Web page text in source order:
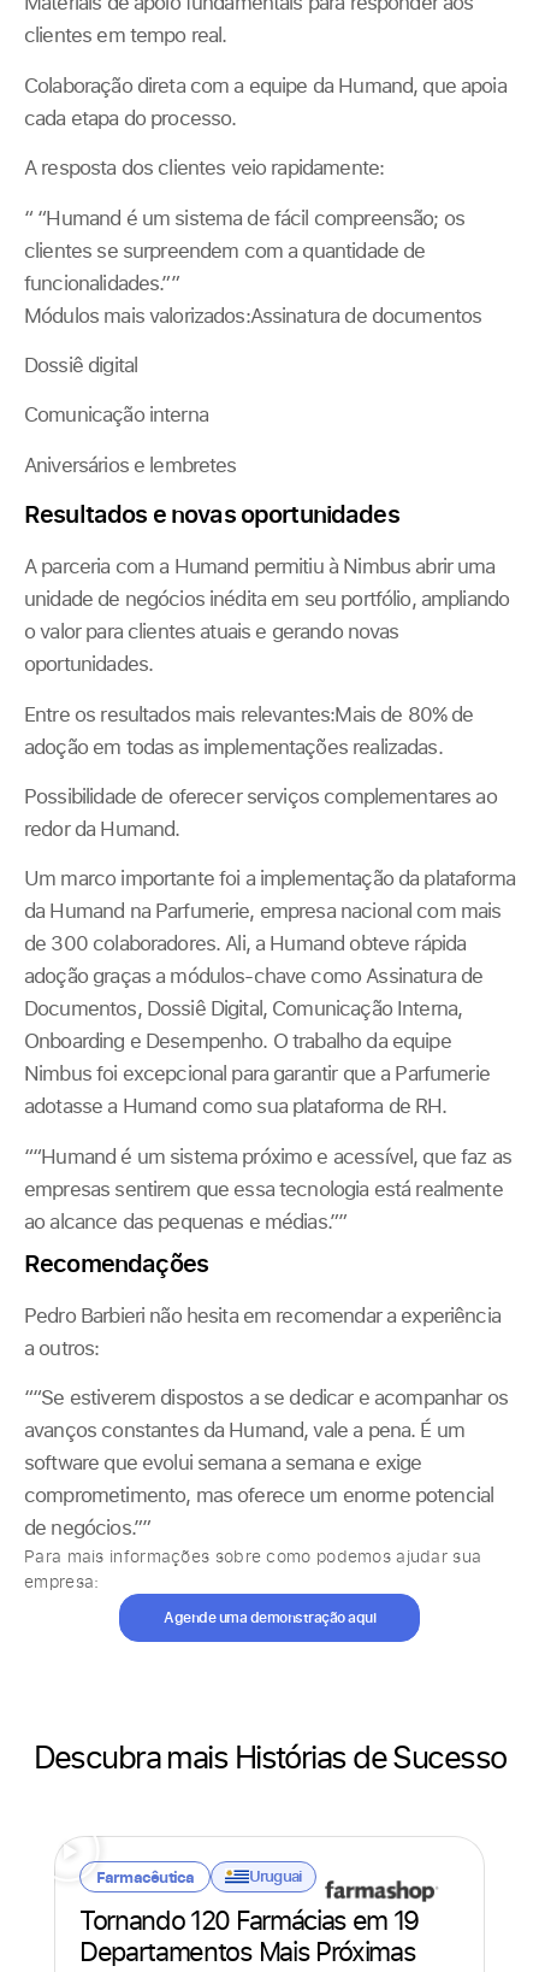
clientes em tempo real.
Colaboração direta com a equipe da Humand, que apoia
cada etapa do processo.
A resposta dos clientes veio rapidamente:
“ “Humand é um sistema de fácil compreensão; os
clientes se surpreendem com a quantidade de
funcionalidades.””
Módulos mais valorizados:Assinatura de documentos
Dossiê digital
Comunicação interna
Aniversários e lembretes
Resultados e novas oportunidades
A parceria com a Humand permitiu à Nimbus abrir uma
unidade de negócios inédita em seu portfólio, ampliando
o valor para clientes atuais e gerando novas
oportunidades.
Entre os resultados mais relevantes:Mais de 80% de
adoção em todas as implementações realizadas.
Possibilidade de oferecer serviços complementares ao
redor da Humand.
Um marco importante foi a implementação da plataforma
da Humand na Parfumerie, empresa nacional com mais
de 300 colaboradores. Ali, a Humand obteve rápida
adoção graças a módulos-chave como Assinatura de
Documentos, Dossiê Digital, Comunicação Interna,
Onboarding e Desempenho. O trabalho da equipe
Nimbus foi excepcional para garantir que a Parfumerie
adotasse a Humand como sua plataforma de RH.
““Humand é um sistema próximo e acessível, que faz as
empresas sentirem que essa tecnologia está realmente
ao alcance das pequenas e médias.””
Recomendações
Pedro Barbieri não hesita em recomendar a experiência
a outros:
““Se estiverem dispostos a se dedicar e acompanhar os
avanços constantes da Humand, vale a pena. É um
software que evolui semana a semana e exige
comprometimento, mas oferece um enorme potencial
de negócios.””
Para mais informações sobre como podemos ajudar sua
empresa:
Agende uma demonstração aqui
Descubra mais Histórias de Sucesso
Farmacêutica Uruguai
Tornando 120 Farmácias em 19
Departamentos Mais Próximas